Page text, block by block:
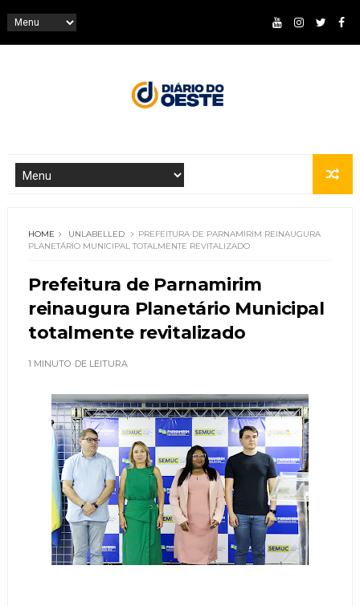
HOME UNLABELLED
PREFEITURA DE PARNAMIRIM REINAUGURA
PLANETÁRIO MUNICIPAL TOTALMENTE REVITALIZADO
Prefeitura de Parnamirim
reinaugura Planetário Municipal
totalmente revitalizado
1 MINUTO DE LEITURA